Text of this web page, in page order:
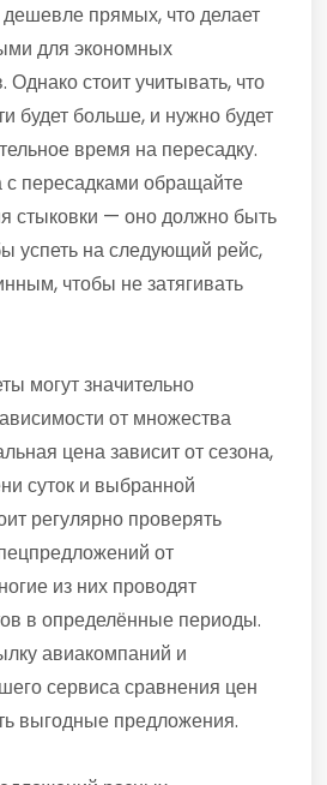
дешевле прямых, что делает
для экономных
Однако стоит учитывать, что
будет больше, и нужно будет
время на пересадку.
пересадками обращайте
стыковки — оно должно быть
успеть на следующий рейс,
чтобы не затягивать
могут значительно
от множества
цена зависит от сезона,
суток и выбранной
регулярно проверять
от
из них проводят
в определённые периоды.
авиакомпаний и
сервиса сравнения цен
выгодные предложения.